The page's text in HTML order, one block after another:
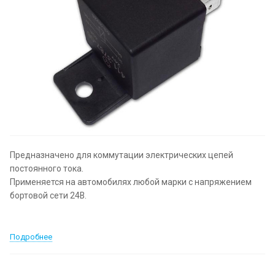
Предназначено для коммутации электрических цепей
постоянного тока.
Применяется на автомобилях любой марки с напряжением
бортовой сети 24В.
Подробнее